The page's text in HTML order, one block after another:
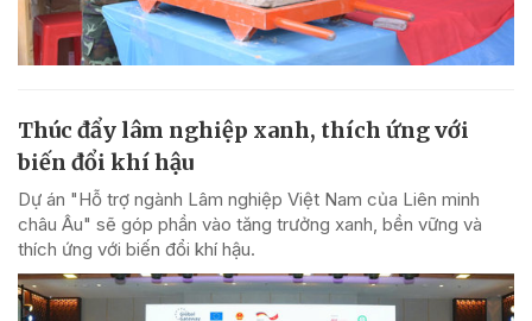
Thúc đẩy lâm nghiệp xanh, thích ứng với
biến đổi khí hậu
Dự án "Hỗ trợ ngành Lâm nghiệp Việt Nam của Liên minh
châu Âu" sẽ góp phần vào tăng trưởng xanh, bền vững và
thích ứng với biến đổi khí hậu.